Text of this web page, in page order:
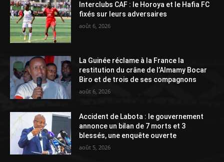
Interclubs CAF : le Horoya et le Hafia FC
fixés sur leurs adversaires
août 6, 2026
La Guinée réclame à la France la
restitution du crâne de l’Almamy Bocar
Biro et de trois de ses compagnons
août 6, 2026
Accident de Labota : le gouvernement
annonce un bilan de 7 morts et 3
blessés, une enquête ouverte
août 5, 2026